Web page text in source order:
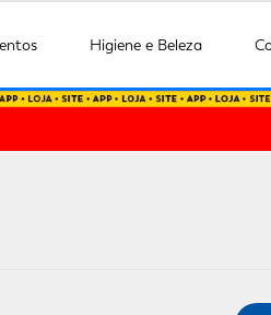
Higiene e Beleza